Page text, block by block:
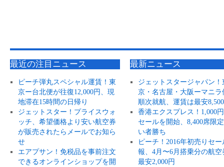
最近の注目ニュース
ピーチ弾丸スペシャル運賃！東
京ー台北便が往復12,000円、現
地滞在15時間の日帰り
ジェットスター！プライスウォ
ッチ、希望価格より安い航空券
が販売されたらメールでお知ら
せ
エアプサン！免税品を事前注文
できるオンラインショップを開
最新ニュース
ジェットスタージャパン！
京・名古屋・大阪ーマニラ
順次就航、運賃は最安
香港エクスプレス！1,000
セールを開始、8,400席限
い者勝ち
ピーチ！2016年初売りセー
報、4月〜6月搭乗分の航空
最安2,000円